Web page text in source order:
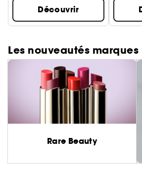
Découvrir
Les nouveautés marques
Rare Beauty